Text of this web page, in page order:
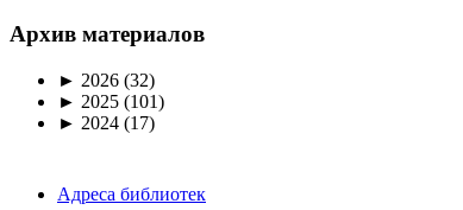
Архив материалов
► 2026 (32)
► 2025 (101)
► 2024 (17)
Адреса библиотек